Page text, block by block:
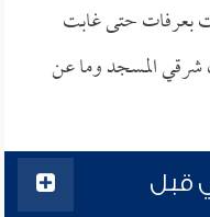
بعرفات حتى غابت
شرقي المسجد وما عن
قبل